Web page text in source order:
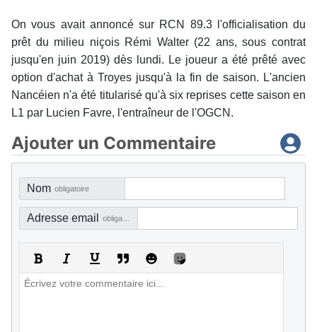
On vous avait annoncé sur RCN 89.3 l'officialisation du
prêt du milieu niçois Rémi Walter (22 ans, sous contrat
jusqu'en juin 2019) dès lundi. Le joueur a été prêté avec
option d'achat à Troyes jusqu'à la fin de saison. L'ancien
Nancéien n'a été titularisé qu'à six reprises cette saison en
L1 par Lucien Favre, l'entraîneur de l'OGCN.
Ajouter un Commentaire
Nom obligatoire
Adresse email